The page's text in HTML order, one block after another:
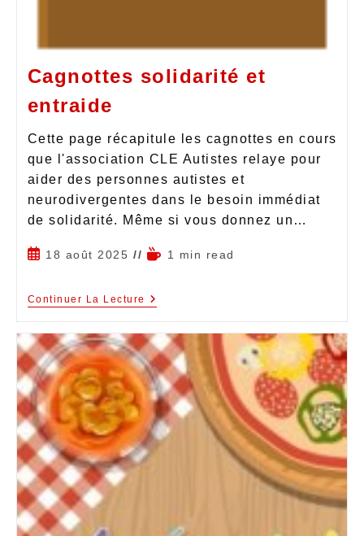
Cagnottes solidarité et
entraide
Cette page récapitule les cagnottes en cours
que l'association CLE Autistes relaye pour
aider des personnes autistes et
neurodivergentes dans le besoin immédiat
de solidarité. Même si vous donnez un…
18 août 2025 1 min read
Continuer La Lecture